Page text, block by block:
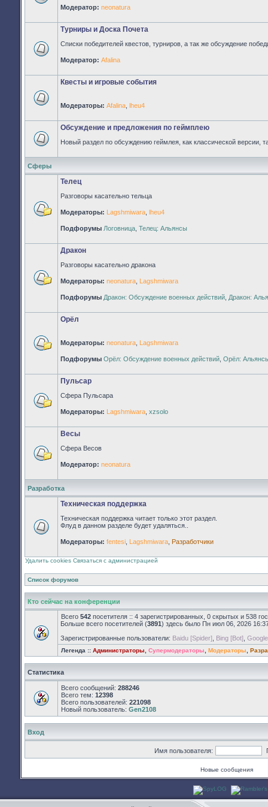
Нет
Модератор: neonatura
Нет
Турниры и Доска Почета
Списки победителей квестов, турниров, а так же обсуждение
Модератор: Afalina
Нет
сообщений
Квесты и игровые события
Модераторы: Afalina lheu4
непрочитанных
Обсуждение и предложения по геймплею
Новый раздел по обсуждению геймлея, как классической версии,
Сферы
непрочитанных
сообщений
Телец
Разговоры касательно тельца
Модераторы: Lagshmiwara lheu4
Подфорумы Логовница Телец: Альянсы
непрочитанных
сообщений
Дракон
Разговоры касательно дракона
Модераторы: neonatura Lagshmiwara
Подфорумы Дракон: Обсуждение военных действий Дракон:
непрочитанных
Орёл
Модераторы: neonatura Lagshmiwara
Подфорумы Орёл: Обсуждение военных действий Орёл:
Нет
Пульсар
Сфера Пульсара
Модераторы: Lagshmiwara xzsolo
Нет
Весы
Сфера Весов
Модератор: neonatura
Разработка
непрочитанных
Техническая поддержка
Техническая поддержка читает только этот раздел.
Флуд в данном разделе будет удаляться..
Модераторы: fentesi Lagshmiwara Разработчики
Удалить cookies Связаться с администрацией
Список форумов
Кто сейчас на конференции
Всего 542 посетителя :: 4 зарегистрированных, 0 скрытых и 538
Больше всего посетителей (3891) здесь было Пн июл 06, 2026
Зарегистрированные пользователи: Baidu [Spider] Bing [Bot]
Легенда :: Администраторы Супермодераторы Модераторы
Статистика
Всего сообщений: 288246
Всего тем: 12398
Всего пользователей: 221098
Новый пользователь: Gen2108
Вход
Имя пользователя:
Новые сообщения